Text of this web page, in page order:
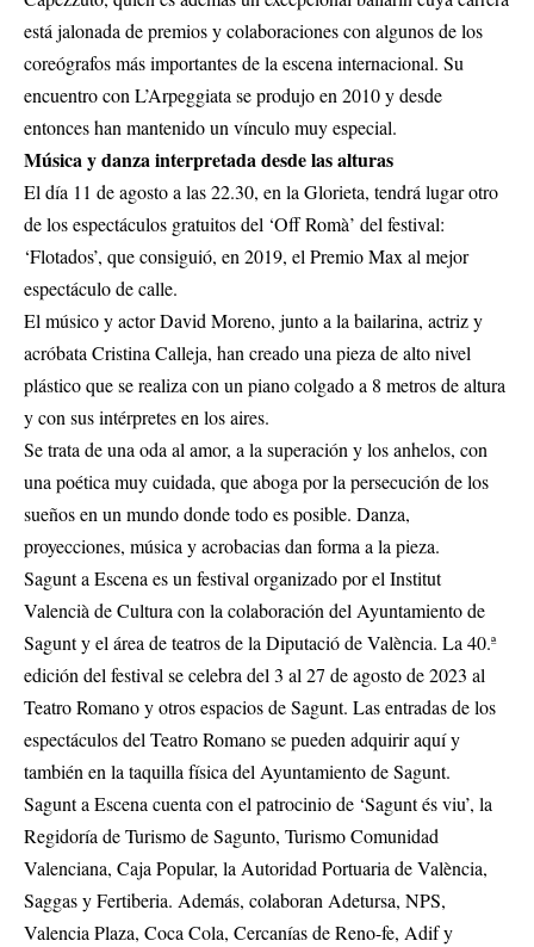
está jalonada de premios y colaboraciones con algunos de los
coreógrafos más importantes de la escena internacional. Su
encuentro con L’Arpeggiata se produjo en 2010 y desde
entonces han mantenido un vínculo muy especial.
Música y danza interpretada desde las alturas
El día 11 de agosto a las 22.30, en la Glorieta, tendrá lugar otro
de los espectáculos gratuitos del ‘Off Romà’ del festival:
‘Flotados’, que consiguió, en 2019, el Premio Max al mejor
espectáculo de calle.
El músico y actor David Moreno, junto a la bailarina, actriz y
acróbata Cristina Calleja, han creado una pieza de alto nivel
plástico que se realiza con un piano colgado a 8 metros de altura
y con sus intérpretes en los aires.
Se trata de una oda al amor, a la superación y los anhelos, con
una poética muy cuidada, que aboga por la persecución de los
sueños en un mundo donde todo es posible. Danza,
proyecciones, música y acrobacias dan forma a la pieza.
Sagunt a Escena es un festival organizado por el Institut
Valencià de Cultura con la colaboración del Ayuntamiento de
Sagunt y el área de teatros de la Diputació de València. La 40.ª
edición del festival se celebra del 3 al 27 de agosto de 2023 al
Teatro Romano y otros espacios de Sagunt. Las entradas de los
espectáculos del Teatro Romano se pueden adquirir aquí y
también en la taquilla física del Ayuntamiento de Sagunt.
Sagunt a Escena cuenta con el patrocinio de ‘Sagunt és viu’, la
Regidoría de Turismo de Sagunto, Turismo Comunidad
Valenciana, Caja Popular, la Autoridad Portuaria de València,
Saggas y Fertiberia. Además, colaboran Adetursa, NPS,
Valencia Plaza, Coca Cola, Cercanías de Reno-fe, Adif y